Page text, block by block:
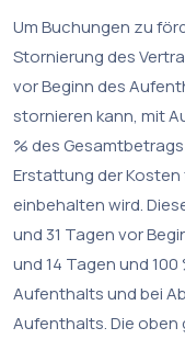
Um Buchungen zu
Stornierung des
vor Beginn des
stornieren kann, mit
% des
Erstattung der
einbehalten wird.
und 31 Tagen vor
und 14 Tagen und
Aufenthalts und bei
Aufenthalts. Die